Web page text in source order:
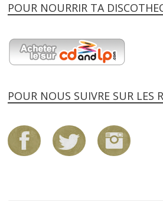
POUR NOURRIR TA
POUR NOUS SUIVRE SUR LES